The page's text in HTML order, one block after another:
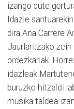
izango dute
Idazle
dira Ana Carrere
Jaurlaritzako zein
ordezkariak.
idazleak
buruzko hitzaldi
musika taldea